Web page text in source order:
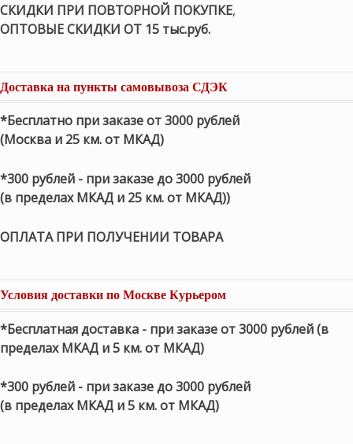
СКИДКИ ПРИ ПОВТОРНОЙ ПОКУПКЕ,
ОПТОВЫЕ СКИДКИ ОТ 15 тыс.руб.
Доставка на пункты самовывоза СДЭК
*Бесплатно при заказе от 3000 рублей
(Москва и 25 км. от МКАД)
*300 рублей - при заказе до 3000 рублей
(в пределах МКАД и 25 км. от МКАД))
ОПЛАТА ПРИ ПОЛУЧЕНИИ ТОВАРА
Условия доставки по Москве Курьером
*Бесплатная доставка - при заказе от 3000 рублей (в
пределах МКАД и 5 км. от МКАД)
*300 рублей - при заказе до 3000 рублей
(в пределах МКАД и 5 км. от МКАД)